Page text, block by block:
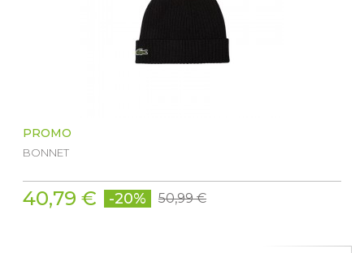
PROMO
BONNET
40,79 € -20% 50,99 €